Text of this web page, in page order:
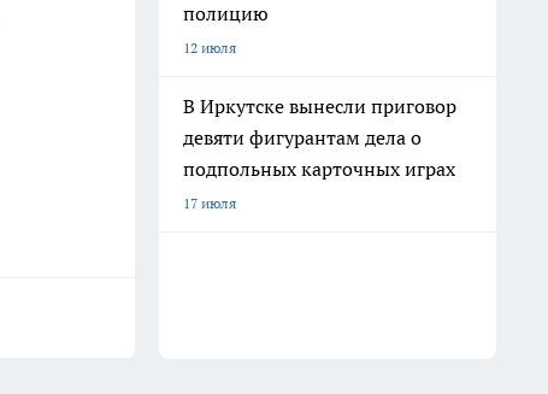
полицию
12 июля
В Иркутске вынесли приговор
девяти фигурантам дела о
подпольных карточных играх
17 июля